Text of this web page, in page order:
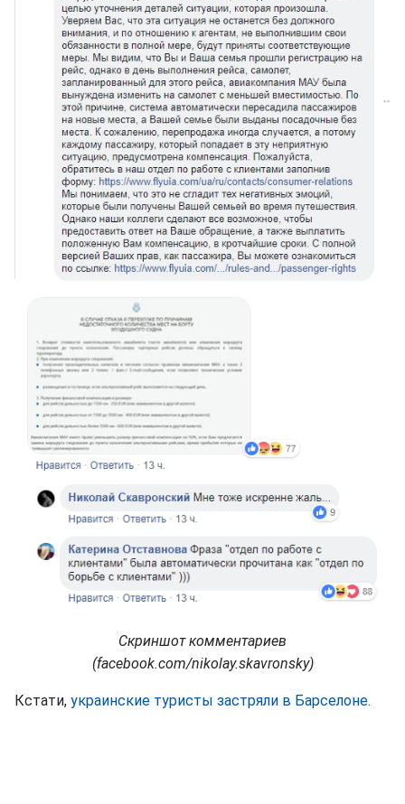
Скриншот комментариев
(facebook.com/nikolay.skavronsky)
Кстати, украинские туристы застряли в Барселоне.